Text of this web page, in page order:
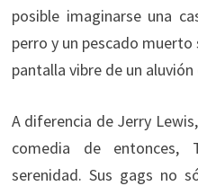
posible imaginarse una
perro y un pescado muerto
pantalla vibre de un
A diferencia de Jerry
comedia de
serenidad. Sus gags no